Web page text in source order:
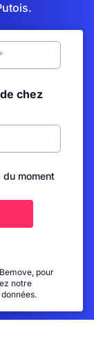
chez
moment
pour
notre